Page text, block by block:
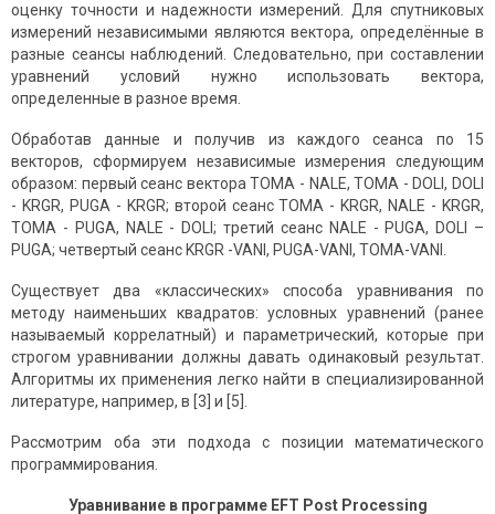
оценку точности и надежности измерений. Для спутниковых
измерений независимыми являются вектора, определённые в
разные сеансы наблюдений. Следовательно, при составлении
уравнений условий нужно использовать вектора,
определенные в разное время.
Обработав данные и получив из каждого сеанса по 15
векторов, сформируем независимые измерения следующим
образом: первый сеанс вектора TOMA - NALE, TOMA - DOLI, DOLI
- KRGR, PUGA - KRGR; второй сеанс TOMA - KRGR, NALE - KRGR,
TOMA - PUGA, NALE - DOLI; третий сеанс NALE - PUGA, DOLI –
PUGA; четвертый сеанс KRGR -VANI, PUGA-VANI, TOMA-VANI.
Существует два «классических» способа уравнивания по
методу наименьших квадратов: условных уравнений (ранее
называемый коррелатный) и параметрический, которые при
строгом уравнивании должны давать одинаковый результат.
Алгоритмы их применения легко найти в специализированной
литературе, например, в [3] и [5].
Рассмотрим оба эти подхода с позиции математического
программирования.
Уравнивание в программе EFT Post Processing